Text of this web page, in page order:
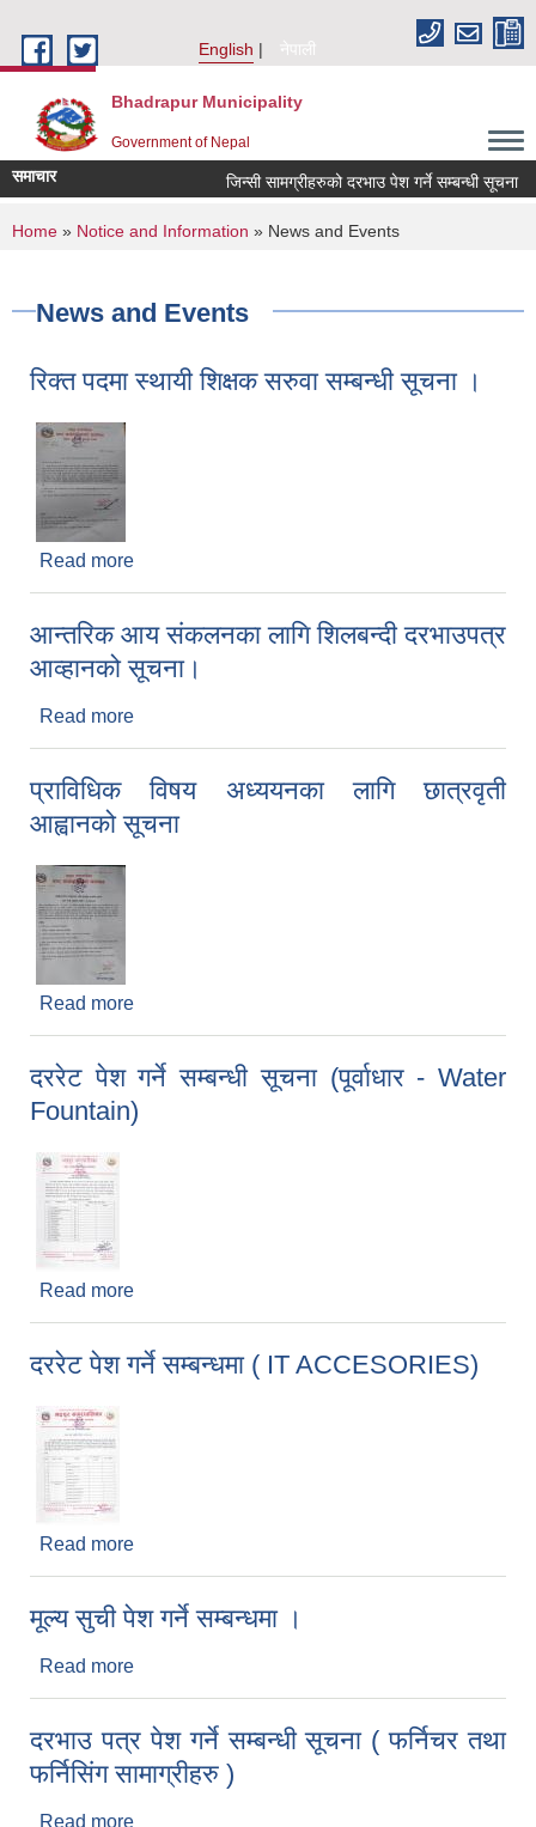
English
नेपाली
Bhadrapur Municipality
Government of Nepal
समाचार जिन्सी सामग्रीहरुको दरभाउ पेश गर्ने सम्बन्धी सूचना
You are here
Home » Notice and Information » News and Events
News and Events
रिक्त पदमा स्थायी शिक्षक सरुवा सम्बन्धी सूचना ।
Read more
आन्तरिक आय संकलनका लागि शिलबन्दी दरभाउपत्र
आव्हानको सूचना।
Read more
प्राविधिक विषय अध्ययनका लागि छात्रवृती
आह्वानको सूचना
Read more
दररेट पेश गर्ने सम्बन्धी सूचना (पूर्वाधार - Water
Fountain)
Read more
दररेट पेश गर्ने सम्बन्धमा ( IT ACCESORIES)
Read more
मूल्य सुची पेश गर्ने सम्बन्धमा ।
Read more
दरभाउ पत्र पेश गर्ने सम्बन्धी सूचना ( फर्निचर तथा
फर्निसिंग सामाग्रीहरु )
Read more